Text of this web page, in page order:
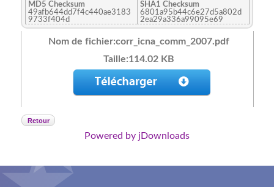
MD5 Checksum
49afb644dd7f4c440ae3183
9733f404d
SHA1 Checksum
6801a95b44c6e27d5a802d
2ea29a336a99095e69
Nom de fichier:corr_icna_comm_2007.pdf
Taille:114.02 KB
Retour
Powered by jDownloads